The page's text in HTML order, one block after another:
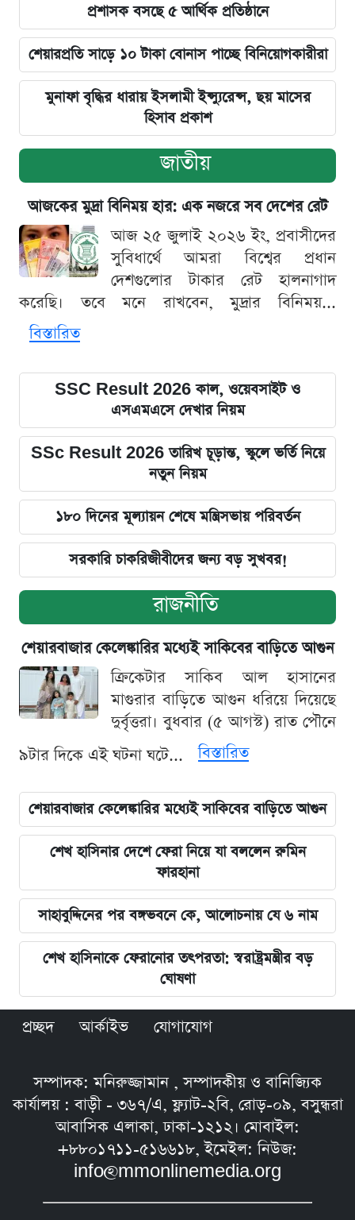
প্রশাসক বসছে ৫ আর্থিক প্রতিষ্ঠানে
শেয়ারপ্রতি সাড়ে ১০ টাকা বোনাস পাচ্ছে বিনিয়োগকারীরা
মুনাফা বৃদ্ধির ধারায় ইসলামী ইন্স্যুরেন্স, ছয় মাসের
হিসাব প্রকাশ
জাতীয়
আজকের মুদ্রা বিনিময় হার: এক নজরে সব দেশের রেট
আজ ২৫ জুলাই ২০২৬ ইং, প্রবাসীদের
সুবিধার্থে আমরা বিশ্বের প্রধান
দেশগুলোর টাকার রেট হালনাগাদ
করেছি। তবে মনে রাখবেন, মুদ্রার বিনিময়...
বিস্তারিত
SSC Result 2026 কাল, ওয়েবসাইট ও
এসএমএসে দেখার নিয়ম
SSc Result 2026 তারিখ চূড়ান্ত, স্কুলে ভর্তি নিয়ে
নতুন নিয়ম
১৮০ দিনের মূল্যায়ন শেষে মন্ত্রিসভায় পরিবর্তন
সরকারি চাকরিজীবীদের জন্য বড় সুখবর!
রাজনীতি
শেয়ারবাজার কেলেঙ্কারির মধ্যেই সাকিবের বাড়িতে আগুন
ক্রিকেটার সাকিব আল হাসানের
মাগুরার বাড়িতে আগুন ধরিয়ে দিয়েছে
দুর্বৃত্তরা। বুধবার (৫ আগস্ট) রাত পৌনে
৯টার দিকে এই ঘটনা ঘটে...
বিস্তারিত
শেয়ারবাজার কেলেঙ্কারির মধ্যেই সাকিবের বাড়িতে আগুন
শেখ হাসিনার দেশে ফেরা নিয়ে যা বললেন রুমিন
ফারহানা
সাহাবুদ্দিনের পর বঙ্গভবনে কে, আলোচনায় যে ৬ নাম
শেখ হাসিনাকে ফেরানোর তৎপরতা: স্বরাষ্ট্রমন্ত্রীর বড়
ঘোষণা
প্রচ্ছদ আর্কাইভ যোগাযোগ
সম্পাদক: মনিরুজ্জামান , সম্পাদকীয় ও বানিজ্যিক
কার্যালয় : বাড়ী - ৩৬৭/এ, ফ্ল্যাট-২বি, রোড়-০৯, বসুন্ধরা
আবাসিক এলাকা, ঢাকা-১২১২। মোবাইল:
+৮৮০১৭১১-৫১৬৬১৮, ইমেইল: নিউজ:
info@mmonlinemedia.org